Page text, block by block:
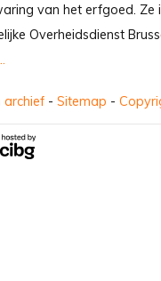
van het erfgoed. Ze
Overheidsdienst
archief - Sitemap -